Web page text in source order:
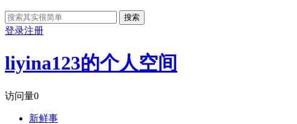
搜索
登录注册
liyina123的个人空间
访问量0
新鲜事